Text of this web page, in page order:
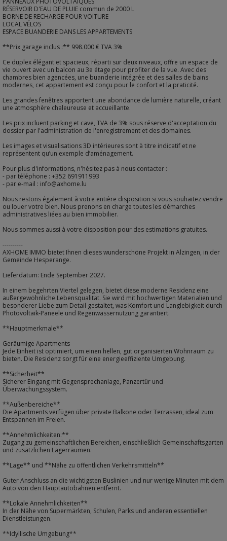
RÉSERVOIR D'EAU DE PLUIE commun de 2000 L
BORNE DE RECHARGE POUR VOITURE
LOCAL VÉLOS
ESPACE BUANDERIE DANS LES APPARTEMENTS
**Prix garage inclus :** 998.000 € TVA 3%
Ce duplex élégant et spacieux, réparti sur deux niveaux, offre un espace de
vie ouvert avec un balcon au 3e étage pour profiter de la vue. Avec des
chambres bien agencées, une buanderie intégrée et des salles de bains
modernes, cet appartement est conçu pour le confort et la praticité.
Les grandes fenêtres apportent une abondance de lumière naturelle, créant
une atmosphère chaleureuse et accueillante.
Les prix incluent parking et cave, TVA de 3% sous réserve d'acceptation du
dossier par l'administration de l'enregistrement et des domaines.
Les images et visualisations 3D intérieures sont à titre indicatif et ne
représentent qu’un exemple d’aménagement.
Pour plus d'informations, n'hésitez pas à nous contacter :
- par téléphone : +352 691911993
- par e-mail : info@axhome.lu
Nous restons également à votre entière disposition si vous souhaitez vendre
ou louer votre bien. Nous prenons en charge toutes les démarches
administratives liées au bien immobilier.
Nous sommes aussi à votre disposition pour des estimations gratuites.
----------
AXHOME IMMO bietet Ihnen dieses wunderschöne Projekt in Alzingen, in der
Gemeinde Hesperange.
Lieferdatum: Ende September 2027.
In einem begehrten Viertel gelegen, bietet diese moderne Residenz eine
außergewöhnliche Lebensqualität. Sie wird mit hochwertigen Materialien und
besonderer Liebe zum Detail gestaltet, was Komfort und Langlebigkeit durch
Photovoltaik-Paneele und Regenwassernutzung garantiert.
**Hauptmerkmale**
Geräumige Apartments
Jede Einheit ist optimiert, um einen hellen, gut organisierten Wohnraum zu
bieten. Die Residenz sorgt für eine energieeffiziente Umgebung.
**Sicherheit**
Sicherer Eingang mit Gegensprechanlage, Panzertür und
Überwachungssystem.
**Außenbereiche**
Die Apartments verfügen über private Balkone oder Terrassen, ideal zum
Entspannen im Freien.
**Annehmlichkeiten:**
Zugang zu gemeinschaftlichen Bereichen, einschließlich Gemeinschaftsgarten
und zusätzlichen Lagerräumen.
**Lage** und **Nähe zu öffentlichen Verkehrsmitteln**
Guter Anschluss an die wichtigsten Buslinien und nur wenige Minuten mit dem
Auto von den Hauptautobahnen entfernt.
**Lokale Annehmlichkeiten**
In der Nähe von Supermärkten, Schulen, Parks und anderen essentiellen
Dienstleistungen.
**Idyllische Umgebung**